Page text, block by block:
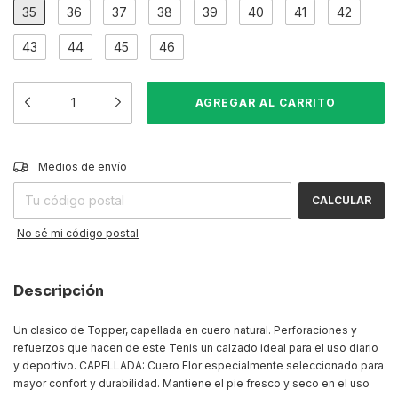
35 36 37 38 39 40 41 42
43 44 45 46
Entregas para el CP:
Medios de envío
CALCULAR
No sé mi código postal
Descripción
Un clasico de Topper, capellada en cuero natural. Perforaciones y
refuerzos que hacen de este Tenis un calzado ideal para el uso diario
y deportivo. CAPELLADA: Cuero Flor especialmente seleccionado para
mayor confort y durabilidad. Mantiene el pie fresco y seco en el uso